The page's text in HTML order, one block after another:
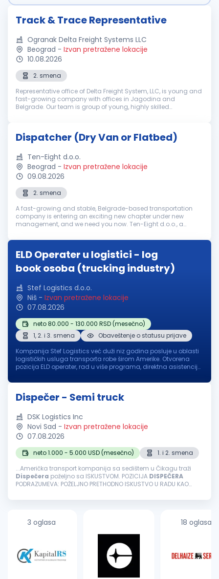
Track & Trace Representative
Ogranak Delta Freight Systems LLC
Beograd - Izvan pretražene lokacije
10.08.2026
2. smena
Representative office of Delta Freight System, LLC, is young and
fast-growing company with offices in Jagodina and
Belgrade. Our team is group of young, highly skilled
Dispatcher (Dry Van or Flatbed)
Ten-Eight d.o.o.
Beograd - Izvan pretražene lokacije
09.08.2026
2. smena
A fast-growing and stable, Belgrade-based transportation
company is entering an exciting new chapter under new
management, and we need you now. Ten-Eight d.o.o., a
its team and is currently s...
ELD Operater u logistici - log
book osoba (trucking industry)
Stef Logistics d.o.o.
Niš - Izvan pretražene lokacije
07.08.2026
neto 80.000 - 130.000 RSD (mesečno)
1, 2. i 3. smena
Obaveštenje o statusu prijave
Kompanija Stef Logistics već duži niz godina posluje u oblasti
logističkih usluga transporta robe širom Amerike. Otvorena
pozicija ELD operater, rad u više programa, direktna asistencija
ELD ...
Dispečer - Semi truck
DSK Logistics Inc
Novi Sad - Izvan pretražene lokacije
07.08.2026
neto 1.000 - 5.000 USD (mesečno)
1. i 2. smena
...Američka transport kompanija sa sedištem u Čikagu traži
Dispečera poželjno sa ISKUSTVOM. POZICIJA DISPEČERA
PODRAZUMEVA: POŽELJNO PRETHODNO ISKUSTVO U RADU KAO
kancelarije u NOVOM SADU...
3 oglasa 18 oglasa